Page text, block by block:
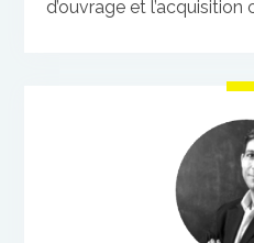
d’ouvrage et l’acquisition